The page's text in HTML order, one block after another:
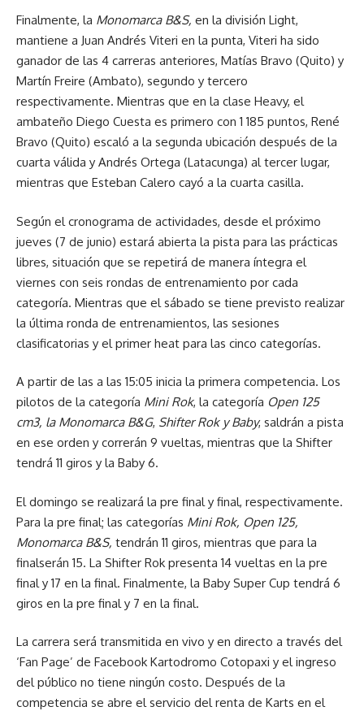
Finalmente, la Monomarca B&S, en la división Light,
mantiene a Juan Andrés Viteri en la punta, Viteri ha sido
ganador de las 4 carreras anteriores, Matías Bravo (Quito) y
Martín Freire (Ambato), segundo y tercero
respectivamente. Mientras que en la clase Heavy, el
ambateño Diego Cuesta es primero con 1 185 puntos, René
Bravo (Quito) escaló a la segunda ubicación después de la
cuarta válida y Andrés Ortega (Latacunga) al tercer lugar,
mientras que Esteban Calero cayó a la cuarta casilla.
Según el cronograma de actividades, desde el próximo
jueves (7 de junio) estará abierta la pista para las prácticas
libres, situación que se repetirá de manera íntegra el
viernes con seis rondas de entrenamiento por cada
categoría. Mientras que el sábado se tiene previsto realizar
la última ronda de entrenamientos, las sesiones
clasificatorias y el primer heat para las cinco categorías.
A partir de las a las 15:05 inicia la primera competencia. Los
pilotos de la categoría Mini Rok, la categoría Open 125
cm3, la Monomarca B&G, Shifter Rok y Baby, saldrán a pista
en ese orden y correrán 9 vueltas, mientras que la Shifter
tendrá 11 giros y la Baby 6.
El domingo se realizará la pre final y final, respectivamente.
Para la pre final; las categorías Mini Rok, Open 125,
Monomarca B&S, tendrán 11 giros, mientras que para la
finalserán 15. La Shifter Rok presenta 14 vueltas en la pre
final y 17 en la final. Finalmente, la Baby Super Cup tendrá 6
giros en la pre final y 7 en la final.
La carrera será transmitida en vivo y en directo a través del
‘Fan Page’ de Facebook Kartodromo Cotopaxi y el ingreso
del público no tiene ningún costo. Después de la
competencia se abre el servicio del renta de Karts en el